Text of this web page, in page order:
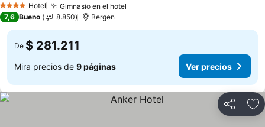
4 EstrellasHotel Gimnasio en el hotel
7,6 Bueno 8.850 Bergen
De $ 281.211
Mira precios de 9 páginas Ver precios
Compartir